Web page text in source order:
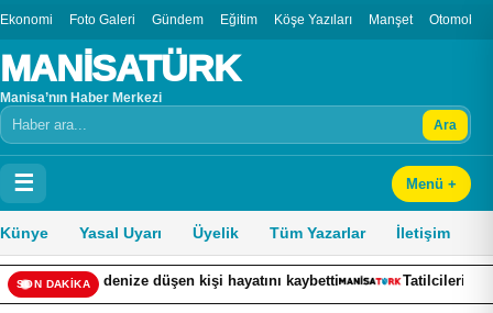
Ekonomi Foto Galeri Gündem Eğitim Köşe Yazıları Manşet Otomobil
MANİSATÜRK
Manisa’nın Haber Merkezi
Arama Ara
☰ Menü +
Künye Yasal Uyarı Üyelik Tüm Yazarlar İletişim
SON DAKİKA
düşen kişi hayatını kaybetti Tatilcileri canından bezdiren